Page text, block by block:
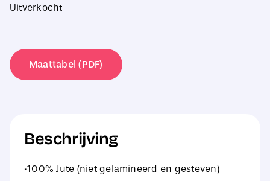
Uitverkocht
Maattabel (PDF)
Beschrijving
·100% Jute (niet gelamineerd en gesteven)